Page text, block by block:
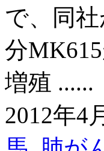
で、同
分
増殖 ......
2012年4